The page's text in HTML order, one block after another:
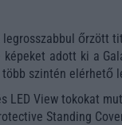
őrzött
adott ki a
szintén elérhető
LED View tokokat
Standing